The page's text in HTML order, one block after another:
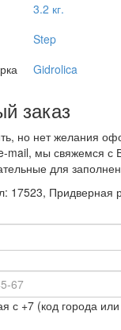
3.2 кг.
Step
Gidrolica
заказ
но нет желания
mail, мы свяжемся с
для
17523, Придверная
с +7 (код города